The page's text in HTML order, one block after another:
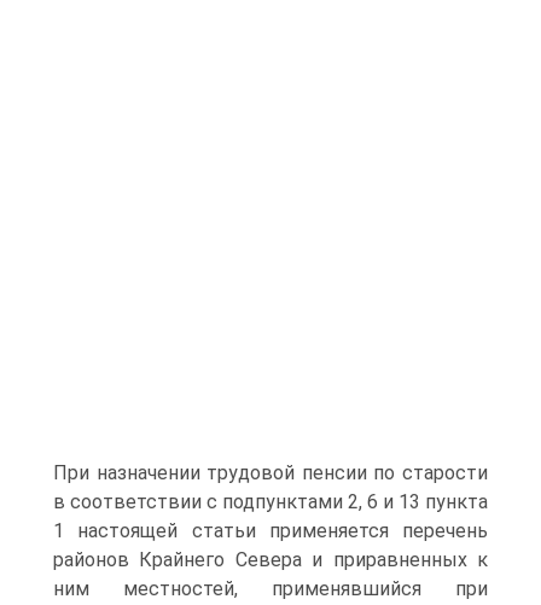
При назначении трудовой пенсии по старости
в соответствии с подпунктами 2, 6 и 13 пункта
1 настоящей статьи применяется перечень
районов Крайнего Севера и приравненных к
ним местностей, применявшийся при